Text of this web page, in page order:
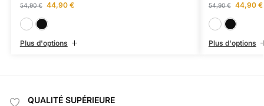
54,90€ 44,90 €
Plus d'options
54,90€ 44,90 €
Plus d'options
QUALITÉ SUPÉRIEURE